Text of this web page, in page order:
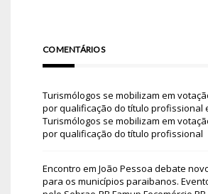
COMENTÁRIOS
Turismólogos se mobilizam em
por qualificação do título profissional
Turismólogos se mobilizam em
por qualificação do título profissional
Encontro em João Pessoa debate
para os municípios paraibanos.